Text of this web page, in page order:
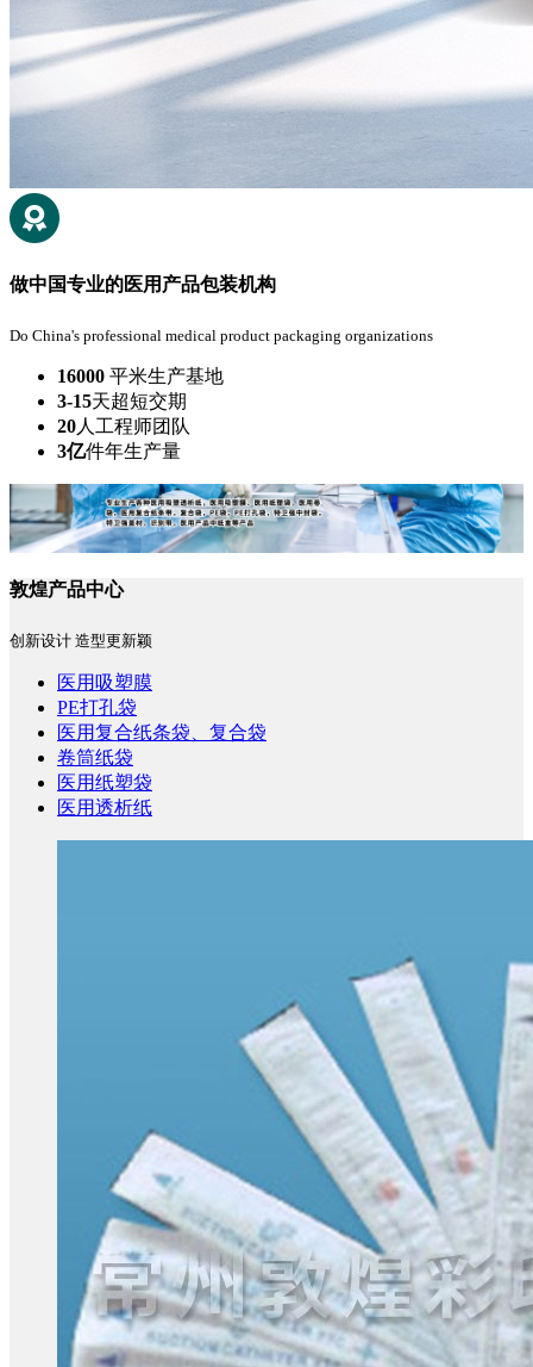
做中国专业的医用产品包装机构
Do China's professional medical product packaging organizations
16000 平米生产基地
3-15天超短交期
20人 工程师团队
3亿件年生产量
敦煌产品中心
创新设计 造型更新颖
医用吸塑膜
PE打孔袋
医用复合纸条袋、复合袋
卷筒纸袋
医用纸塑袋
医用透析纸